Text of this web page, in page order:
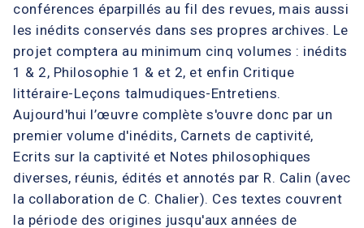
conférences éparpillés au fil des revues, mais aussi
les inédits conservés dans ses propres archives. Le
projet comptera au minimum cinq volumes : inédits
1 & 2, Philosophie 1 & et 2, et enfin Critique
littéraire-Leçons talmudiques-Entretiens.
Aujourd'hui l’œuvre complète s'ouvre donc par un
premier volume d'inédits, Carnets de captivité,
Ecrits sur la captivité et Notes philosophiques
diverses, réunis, édités et annotés par R. Calin (avec
la collaboration de C. Chalier). Ces textes couvrent
la période des origines jusqu'aux années de